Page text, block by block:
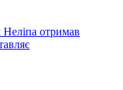
отримав